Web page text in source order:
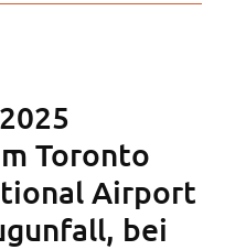
Toronto
Airport
bei